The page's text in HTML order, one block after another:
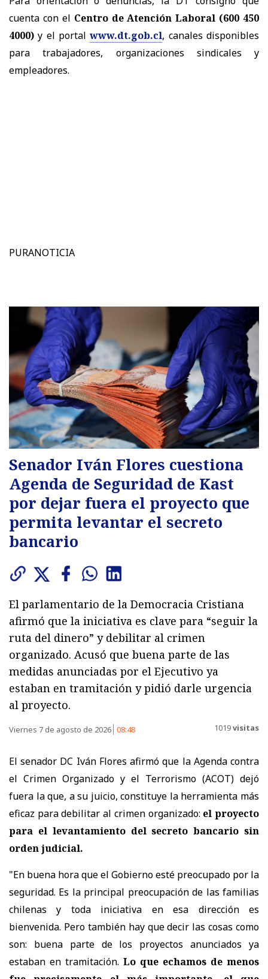
cuenta con el Centro de Atención Laboral (600 450
4000) y el portalwww.dt.gob.cl, canales disponibles
para trabajadores, organizaciones sindicales y
empleadores.
PURANOTICIA
Senador Iván Flores cuestiona
Agenda de Seguridad de Kast
por dejar fuera el proyecto que
permita levantar el secreto
bancario
El parlamentario de la Democracia Cristiana
afirmó que la iniciativa es clave para “seguir la
ruta del dinero” y debilitar al crimen
organizado. Acusó que buena parte de las
medidas anunciadas por el Ejecutivo ya
estaban en tramitación y pidió darle urgencia
al proyecto.
Viernes 7 de agosto de 2026 08:48 1019visitas
El senador DC Iván Flores afirmó que la Agenda contra
el Crimen Organizado y el Terrorismo (ACOT) dejó
fuera la que, a su juicio, constituye la herramienta más
eficaz para debilitar al crimen organizado: el proyecto
para el levantamiento del secreto bancario sin
orden judicial.
"En buena hora que el Gobierno esté preocupado por la
seguridad. Es la principal preocupación de las familias
chilenas y toda iniciativa en esa dirección es
bienvenida. Pero también hay que decir las cosas como
son: buena parte de los proyectos anunciados ya
estaban en tramitación. Lo que echamos de menos